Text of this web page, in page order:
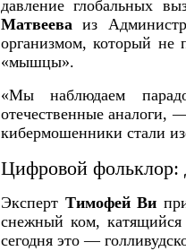
давление глобальных
Матвеева из
организмом, который не
«мышцы».
«Мы наблюдаем
отечественные аналоги,
кибермошенники стали
Цифровой
Эксперт Тимофей Ви
снежный ком,
сегодня это —